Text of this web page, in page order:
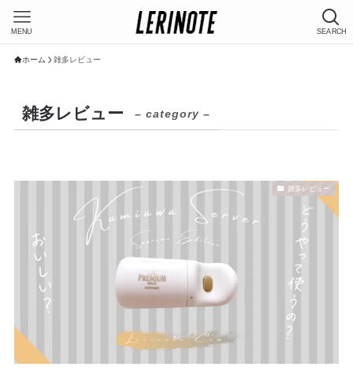
SEARCH
MENU
ホーム 雑多レビュー
雑多レビュー – category –
雑多レビュー